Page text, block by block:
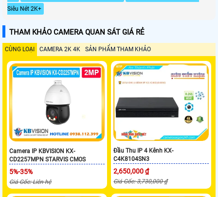
Siêu Nét 2K+
THAM KHẢO CAMERA QUAN SÁT GIÁ RẺ
CÙNG LOẠI CAMERA 2K 4K SẢN PHẨM THAM KHẢO
Camera IP KBVISION KX-
CD2257MPN STARVIS CMOS
5%-35%
Giá Gốc: Liên hệ
Đầu Thu IP 4 Kênh KX-
C4K8104SN3
2,650,000 ₫
Giá Gốc: 3,730,000 ₫